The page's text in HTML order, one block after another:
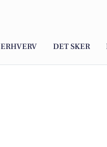
ERHVERV DET SKER